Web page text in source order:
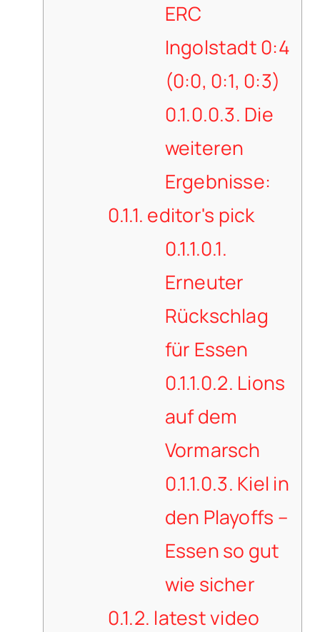
ERC
Ingolstadt 0:4
(0:0, 0:1, 0:3)
0.1.0.0.3. Die
weiteren
Ergebnisse:
0.1.1. editor's pick
0.1.1.0.1.
Erneuter
Rückschlag
für Essen
0.1.1.0.2. Lions
auf dem
Vormarsch
0.1.1.0.3. Kiel in
den Playoffs –
Essen so gut
wie sicher
0.1.2. latest video